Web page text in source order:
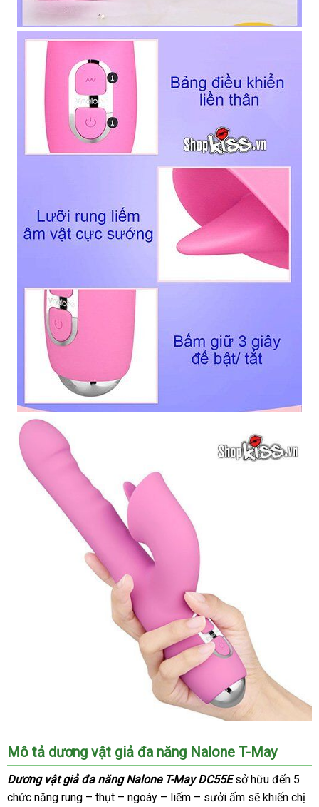
Dương
vật
giả
đa
Mô tả dương vật giả đa năng Nalone T-May
Dương vật giả đa năng Nalone T-May DC55Esở hữu đến 5
chức năng rung – thụt – ngoáy – liếm – sưởi ấm giá
sẽ khiến chị